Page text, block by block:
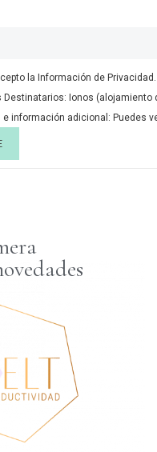
la Información de Privacidad.
Ionos
e información adicional: Puedes